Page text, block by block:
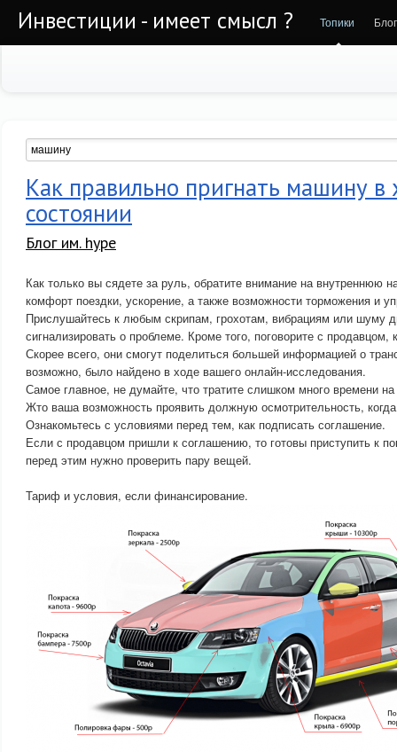
Инвестиции - имеет смысл ? Топики
Как правильно пригнать машину
состоянии
Блог им. hype
Как только вы сядете за руль, обратите внимание на внутреннюю
комфорт поездки, ускорение, а также возможности торможения и
Прислушайтесь к любым скрипам, грохотам, вибрациям или шуму
сигнализировать о проблеме. Кроме того, поговорите с продавцом,
Скорее всего, они смогут поделиться большей информацией о
возможно, было найдено в ходе вашего онлайн-исследования.
Самое главное, не думайте, что тратите слишком много времени на
Жто ваша возможность проявить должную осмотрительность,
Ознакомьтесь с условиями перед тем, как подписать соглашение.
Если с продавцом пришли к соглашению, то готовы приступить к
перед этим нужно проверить пару вещей.
Тариф и условия, если финансирование.